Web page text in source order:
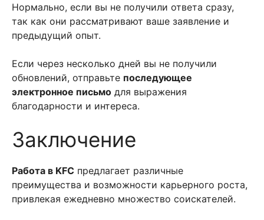
Нормально, если вы не получили ответа сразу,
так как они рассматривают ваше заявление и
предыдущий опыт.
Если через несколько дней вы не получили
обновлений, отправьте последующее
электронное письмо для выражения
благодарности и интереса.
Заключение
Работа в KFC предлагает различные
преимущества и возможности карьерного роста,
привлекая ежедневно множество соискателей.